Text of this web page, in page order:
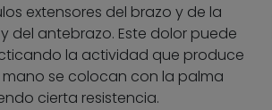
extensores del brazo y de la
del antebrazo. Este dolor puede
la actividad que produce
mano se colocan con la palma
cierta resistencia.